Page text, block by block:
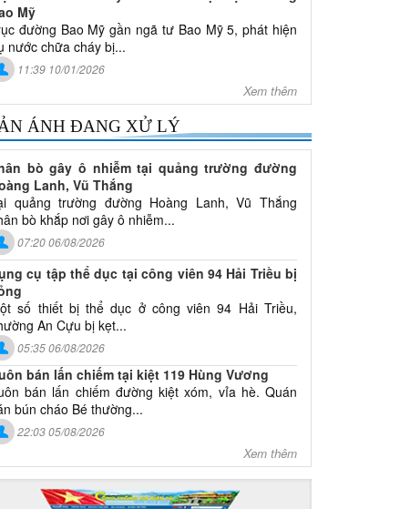
Mỹ
đường Bao Mỹ gần ngã tư Bao Mỹ 5, phát hiện
nước chữa cháy bị...
11:39 10/01/2026
Xem thêm
ÁNH ĐANG XỬ LÝ
bò gây ô nhiễm tại quảng trường đường
Lanh, Vũ Thắng
quảng trường đường Hoàng Lanh, Vũ Thắng
bò khắp nơi gây ô nhiễm...
07:20 06/08/2026
cụ tập thể dục tại công viên 94 Hải Triều bị
số thiết bị thể dục ở công viên 94 Hải Triều,
An Cựu bị kẹt...
05:35 06/08/2026
bán lấn chiếm tại kiệt 119 Hùng Vương
bán lấn chiếm đường kiệt xóm, vỉa hè. Quán
bún cháo Bé thường...
22:03 05/08/2026
Xem thêm